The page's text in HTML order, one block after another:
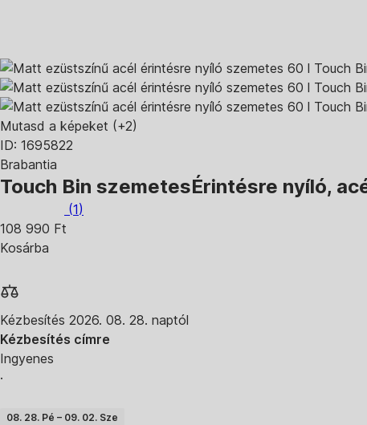
Mutasd a képeket (+2)
ID: 1695822
Brabantia
Touch Bin szemetesÉrintésre nyíló,
(1)
108 990 Ft
Kosárba
Kézbesítés 2026. 08. 28. naptól
Kézbesítés címre
Ingyenes
·
08. 28. Pé – 09. 02. Sze